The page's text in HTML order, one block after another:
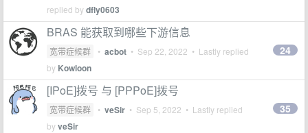
replied bydfly0603
BRAS 能获取到哪些下游信息
宽带症候群 • acbot • Sep 22, 2022 • Lastly replied
by Kowloon
24
[IPoE]拨号 与 [PPPoE]拨号
宽带症候群 • veSir • Sep 5, 2022 • Lastly replied
byveSir
35